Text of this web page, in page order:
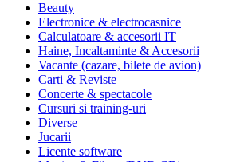
Beauty
Electronice & electrocasnice
Calculatoare & accesorii IT
Haine, Incaltaminte & Accesorii
Vacante (cazare, bilete de avion)
Carti & Reviste
Concerte & spectacole
Cursuri si training-uri
Diverse
Jucarii
Licente software